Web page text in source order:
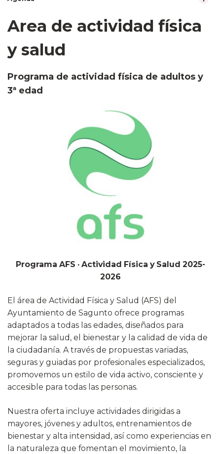
Area de actividad física
y salud
Programa de actividad física de adultos y
3ª edad
Programa AFS · Actividad Física y Salud 2025-
2026
El área de Actividad Física y Salud (AFS) del
Ayuntamiento de Sagunto ofrece programas
adaptados a todas las edades, diseñados para
mejorar la salud, el bienestar y la calidad de vida de
la ciudadanía. A través de propuestas variadas,
seguras y guiadas por profesionales especializados,
promovemos un estilo de vida activo, consciente y
accesible para todas las personas.
Nuestra oferta incluye actividades dirigidas a
mayores, jóvenes y adultos, entrenamientos de
bienestar y alta intensidad, así como experiencias en
la naturaleza que fomentan el movimiento, la